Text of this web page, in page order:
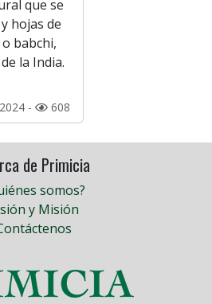
que se
hojas de
babchi,
la India.
- 608
de Primicia
somos?
y Misión